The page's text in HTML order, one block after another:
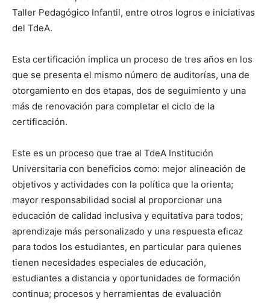
Taller Pedagógico Infantil, entre otros logros e iniciativas
del TdeA.
Esta certificación implica un proceso de tres años en los
que se presenta el mismo número de auditorías, una de
otorgamiento en dos etapas, dos de seguimiento y una
más de renovación para completar el ciclo de la
certificación.
Este es un proceso que trae al TdeA Institución
Universitaria con beneficios como: mejor alineación de
objetivos y actividades con la política que la orienta;
mayor responsabilidad social al proporcionar una
educación de calidad inclusiva y equitativa para todos;
aprendizaje más personalizado y una respuesta eficaz
para todos los estudiantes, en particular para quienes
tienen necesidades especiales de educación,
estudiantes a distancia y oportunidades de formación
continua; procesos y herramientas de evaluación